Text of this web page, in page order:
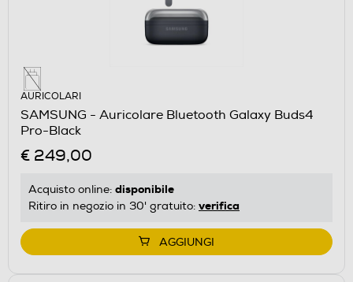
AURICOLARI
SAMSUNG - Auricolare Bluetooth Galaxy Buds4
Pro-Black
€ 249,00
Acquisto online: disponibile
Ritiro in negozio in 30' gratuito: verifica
AGGIUNGI